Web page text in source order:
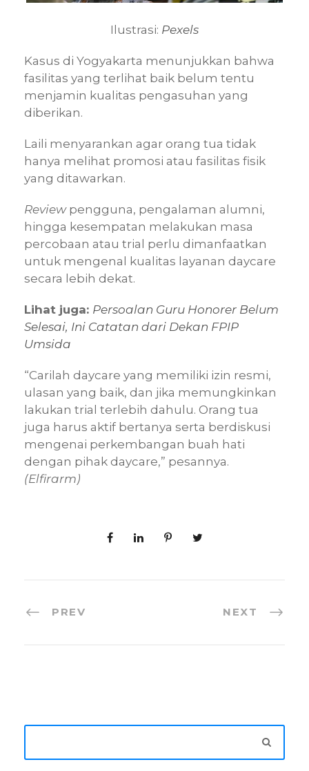
Ilustrasi: Pexels
Kasus di Yogyakarta menunjukkan bahwa
fasilitas yang terlihat baik belum tentu
menjamin kualitas pengasuhan yang
diberikan.
Laili menyarankan agar orang tua tidak
hanya melihat promosi atau fasilitas fisik
yang ditawarkan.
Reviewpengguna, pengalaman alumni,
hingga kesempatan melakukan masa
percobaan atau trial perlu dimanfaatkan
untuk mengenal kualitas layanan daycare
secara lebih dekat.
Lihat juga: Persoalan Guru Honorer Belum
Selesai, Ini Catatan dari Dekan FPIP
Umsida
“Carilah daycare yang memiliki izin resmi,
ulasan yang baik, dan jika memungkinkan
lakukan trial terlebih dahulu. Orang tua
juga harus aktif bertanya serta berdiskusi
mengenai perkembangan buah hati
dengan pihak daycare,” pesannya.
(Elfirarm)
PREV NEXT